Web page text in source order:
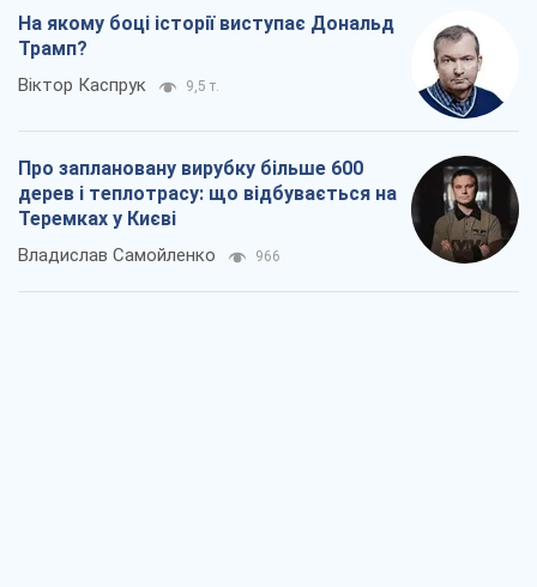
На якому боці історії виступає Дональд
Трамп?
Віктор Каспрук 9,5 т.
Про заплановану вирубку більше 600
дерев і теплотрасу: що відбувається на
Теремках у Києві
Владислав Самойленко 966